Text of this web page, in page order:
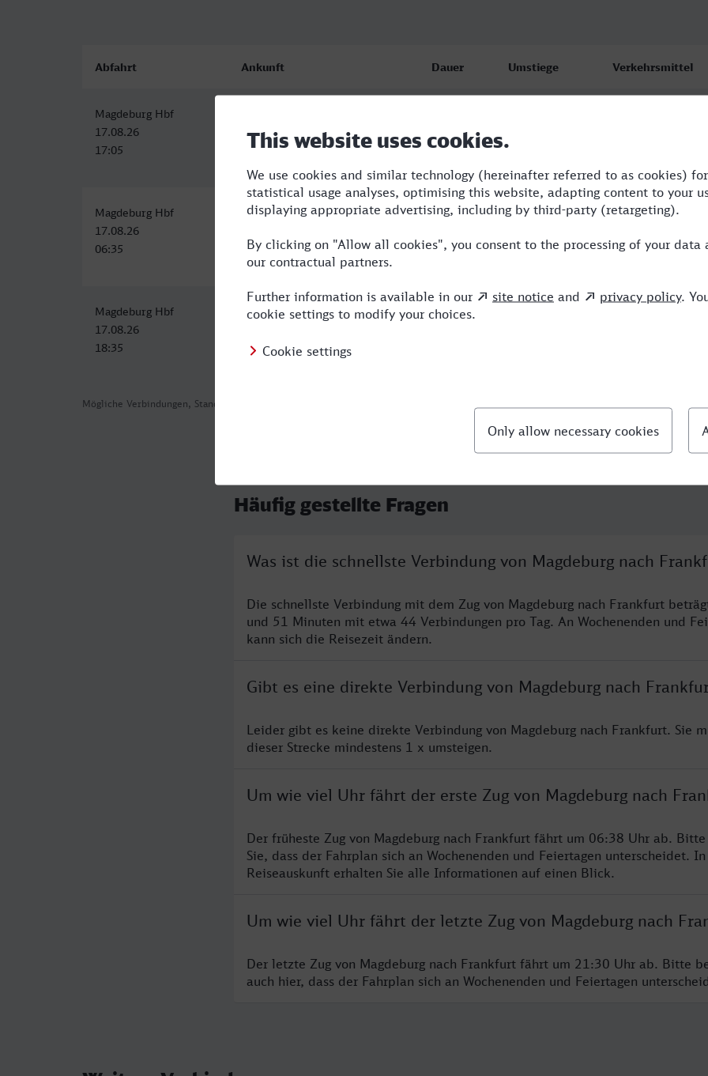
Mögliche Verbindungen, Stand: 2026-08-03 14:52
Abfahrt Ankunft Dauer Umstiege Verkehrsmittel
Magdeburg Hbf
17.08.26
17:05
17.08.26
20:56
Magdeburg Hbf
17.08.26
06:35
Frankfurt (Main) Hbf
10:56
4:21 1 RE,ICE
Magdeburg Hbf
17.08.26
18:35
Frankfurt (Main) Hbf
22:56
4:21
Häufig gestellte Fragen
Was ist die schnellste Verbindung von Magdeburg nach
Die schnellste Verbindung mit dem Zug von Magdeburg nach Frankfurt
und 51 Minuten mit etwa 44 Verbindungen pro Tag. An Wochenenden und
kann sich die Reisezeit ändern.
Gibt es eine direkte Verbindung von Magdeburg nach
Leider gibt es keine direkte Verbindung von Magdeburg nach Frankfurt. Sie
dieser Strecke mindestens 1 x umsteigen.
Um wie viel Uhr fährt der erste Zug von Magdeburg nach
Der früheste Zug von Magdeburg nach Frankfurt fährt um 06:38 Uhr ab.
Sie, dass der Fahrplan sich an Wochenenden und Feiertagen unterscheidet.
Reiseauskunft erhalten Sie alle Informationen auf einen Blick.
Um wie viel Uhr fährt der letzte Zug von Magdeburg nach
Der letzte Zug von Magdeburg nach Frankfurt fährt um 21:30 Uhr ab. Bitte
auch hier, dass der Fahrplan sich an Wochenenden und Feiertagen